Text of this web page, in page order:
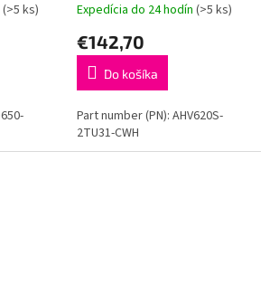
(>5 ks) Expedícia do 24 hodín (>5 ks)
€142,70
Do košíka
Part number (PN): AHV620S-
2TU31-CWH